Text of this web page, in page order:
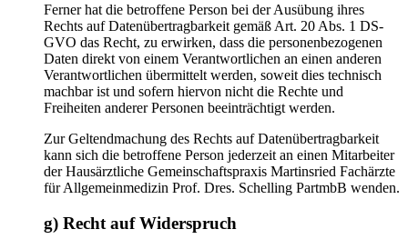
Ferner hat die betroffene Person bei der Ausübung ihres
Rechts auf Datenübertragbarkeit gemäß Art. 20 Abs. 1 DS-
GVO das Recht, zu erwirken, dass die personenbezogenen
Daten direkt von einem Verantwortlichen an einen anderen
Verantwortlichen übermittelt werden, soweit dies technisch
machbar ist und sofern hiervon nicht die Rechte und
Freiheiten anderer Personen beeinträchtigt werden.
Zur Geltendmachung des Rechts auf Datenübertragbarkeit
kann sich die betroffene Person jederzeit an einen Mitarbeiter
der Hausärztliche Gemeinschaftspraxis Martinsried Fachärzte
für Allgemeinmedizin Prof. Dres. Schelling PartmbB wenden.
g) Recht auf Widerspruch